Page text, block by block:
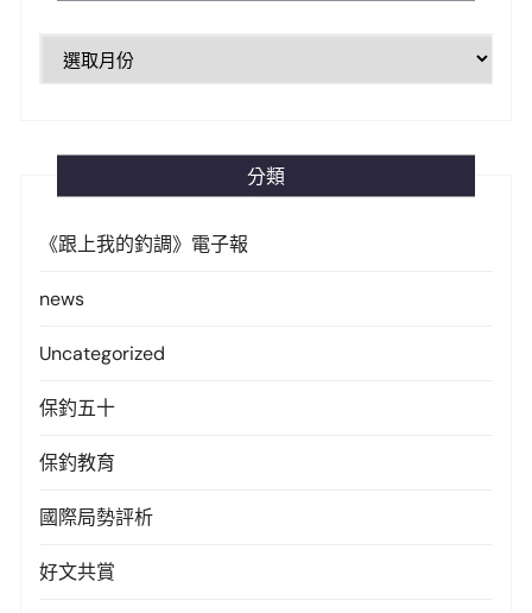
分類
《跟上我的釣調》電子報
news
Uncategorized
保釣五十
保釣教育
國際局勢評析
好文共賞